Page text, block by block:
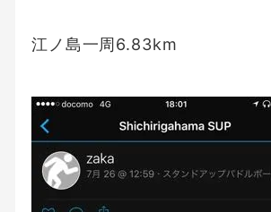
江ノ島一周6.83km